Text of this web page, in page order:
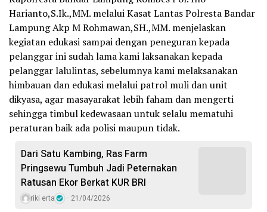
Harianto,S.Ik.,MM. melalui Kasat Lantas Polresta Bandar
Lampung Akp M Rohmawan,SH.,MM. menjelaskan
kegiatan edukasi sampai dengan peneguran kepada
pelanggar ini sudah lama kami laksanakan kepada
pelanggar lalulintas, sebelumnya kami melaksanakan
himbauan dan edukasi melalui patrol muli dan unit
dikyasa, agar masayarakat lebih faham dan mengerti
sehingga timbul kedewasaan untuk selalu mematuhi
peraturan baik ada polisi maupun tidak.
Dari Satu Kambing, Ras Farm
Pringsewu Tumbuh Jadi Peternakan
Ratusan Ekor Berkat KUR BRI
riki erta 21/04/2026